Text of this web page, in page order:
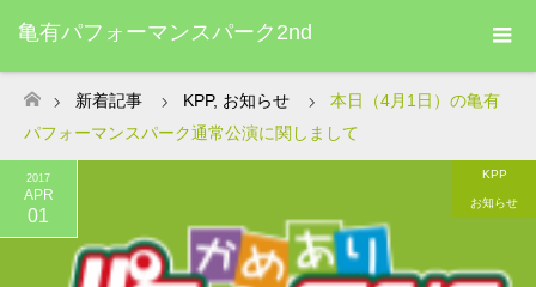
亀有パフォーマンスパーク2nd
ホーム
新着記事 KPP, お知らせ
本日（4月1日）の亀有
パフォーマンスパーク通常公演に関しまして
2017
APR
01
KPP
お知らせ